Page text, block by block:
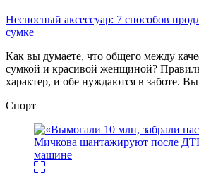
Несносный аксессуар: 7 способов
сумке
Как вы думаете, что общего между
сумкой и красивой женщиной?
характер, и обе нуждаются в заботе.
Спорт